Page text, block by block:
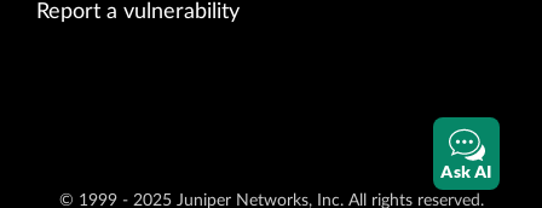
Report a vulnerability
© 1999 - 2025 Juniper Networks, Inc. All rights reserved.
Ask AI